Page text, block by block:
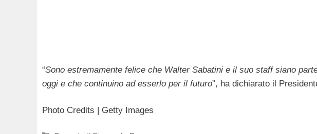
“Sono estremamente felice che Walter Sabatini e il suo staff siano
oggi e che continuino ad esserlo per il futuro”, ha dichiarato il
Photo Credits | Getty Images